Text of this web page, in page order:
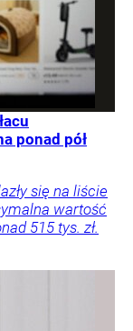
ponad pół
się na liście
wartość
515 tys. zł.